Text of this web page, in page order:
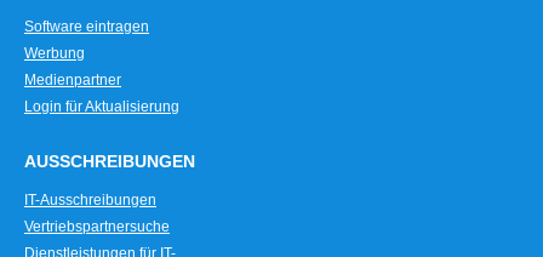
Software eintragen
Werbung
Medienpartner
Login für Aktualisierung
AUSSCHREIBUNGEN
IT-Ausschreibungen
Vertriebspartnersuche